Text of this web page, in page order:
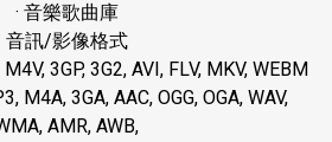
· 音樂歌曲庫
音訊/影像格式
3GP, 3G2, AVI, FLV, MKV, WEBM
M4A, 3GA, AAC, OGG, OGA, WAV,
AMR, AWB,